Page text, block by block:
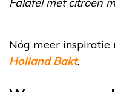
Falafel met citroen
Nóg meer inspiratie
Holland Bakt.